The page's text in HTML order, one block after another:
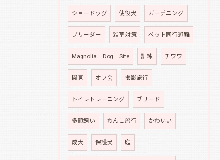
ショードッグ 使役犬 ガーデニング
ブリーダー 雑草対策 ペット同行避難
Magnolia Dog Site 訓練 チワワ
関東 オフ会 撮影旅行
トイレトレーニング ブリード
多頭飼い わんこ旅行 かわいい
成犬 保護犬 庭